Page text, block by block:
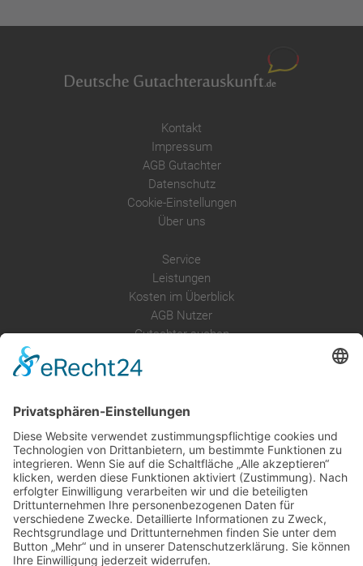
Kontakt
Impressum
AGB Gutachter
Datenschutz
Cookie-Einstellungen
Über uns
Service
Leistungen
Kosten im Überblick
AGB Nutzer
Gutachter suchen
Anfrage
Presse
Partner: Der DGuSV
als Gutachter eintragen
Infos für Suchende